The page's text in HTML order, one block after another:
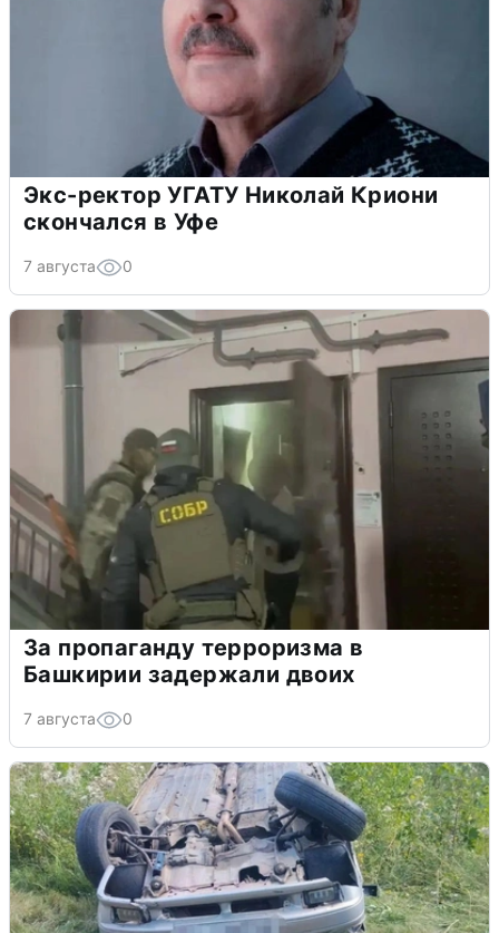
Экс-ректор УГАТУ Николай Криони
скончался в Уфе
7 августа 0
За пропаганду терроризма в
Башкирии задержали двоих
7 августа 0